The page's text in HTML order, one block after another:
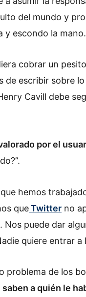
del mundo y
y escondo la mano.
cobrar un
de escribir sobre
Cavill debe
por el
hemos
queTwitter no
puede dar
quiere entrar a
problema de los
saben a quién le